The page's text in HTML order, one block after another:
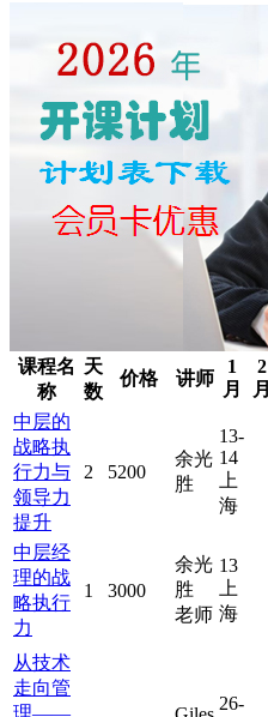
课程名
称
天
数
价格 讲师
1
月
2
月
中层的
战略执
行力与
领导力
提升
2 5200
余光
胜
13-
14
上
海
中层经
理的战
略执行
力
1 3000
余光
胜
老师
13
上
海
从技术
走向管
理——
26-